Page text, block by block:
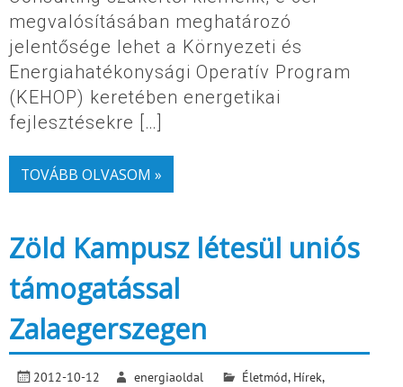
megvalósításában meghatározó
jelentősége lehet a Környezeti és
Energiahatékonysági Operatív Program
(KEHOP) keretében energetikai
fejlesztésekre […]
TOVÁBB OLVASOM »
Zöld Kampusz létesül uniós
támogatással
Zalaegerszegen
2012-10-12 energiaoldal Életmód, Hírek,